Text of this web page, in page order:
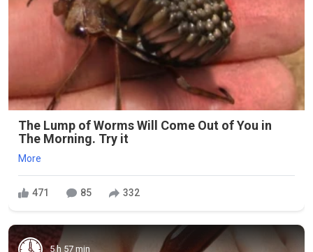
The Lump of Worms Will Come Out of You in
The Morning. Try it
More
471 85 332
5 h 57 min